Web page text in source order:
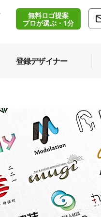
無料ロゴ提案
プロが選ぶ・1分
登録デザイナー